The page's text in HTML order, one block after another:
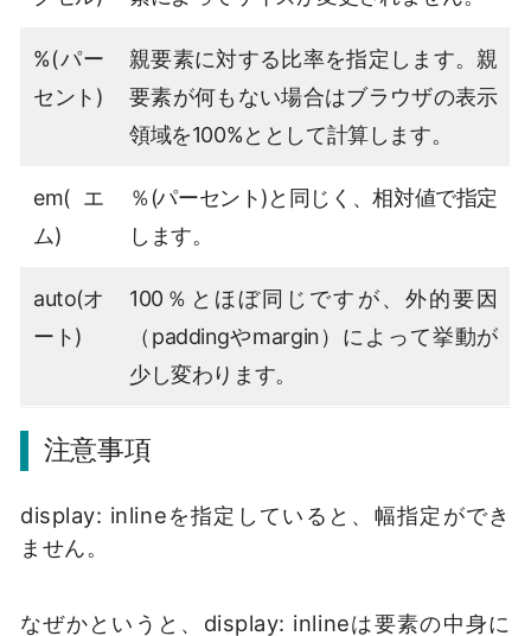
%(パー
セント)
親要素に対する比率を指定します。親
要素が何もない場合はブラウザの表示
領域を100%ととして計算します。
em(エ
ム)
％(パーセント)と同じく、相対値で指定
します。
auto(オ
ート)
100％とほぼ同じですが、外的要因
（paddingやmargin）によって挙動が
少し変わります。
注意事項
display: inlineを指定していると、幅指定ができ
ません。
なぜかというと、display: inlineは要素の中身に